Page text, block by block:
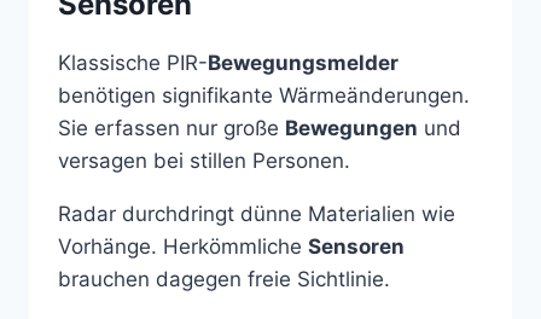
Klassische PIR-Bewegungsmelder
benötigen signifikante Wärmeänderungen.
Sie erfassen nur große Bewegungen und
versagen bei stillen Personen.
Radar durchdringt dünne Materialien wie
Vorhänge. Herkömmliche Sensoren
brauchen dagegen freie Sichtlinie.